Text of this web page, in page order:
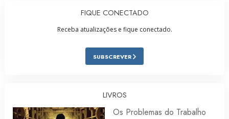
FIQUE CONECTADO
Receba atualizações e fique conectado.
SUBSCREVER
LIVROS
Os Problemas do Trabalho